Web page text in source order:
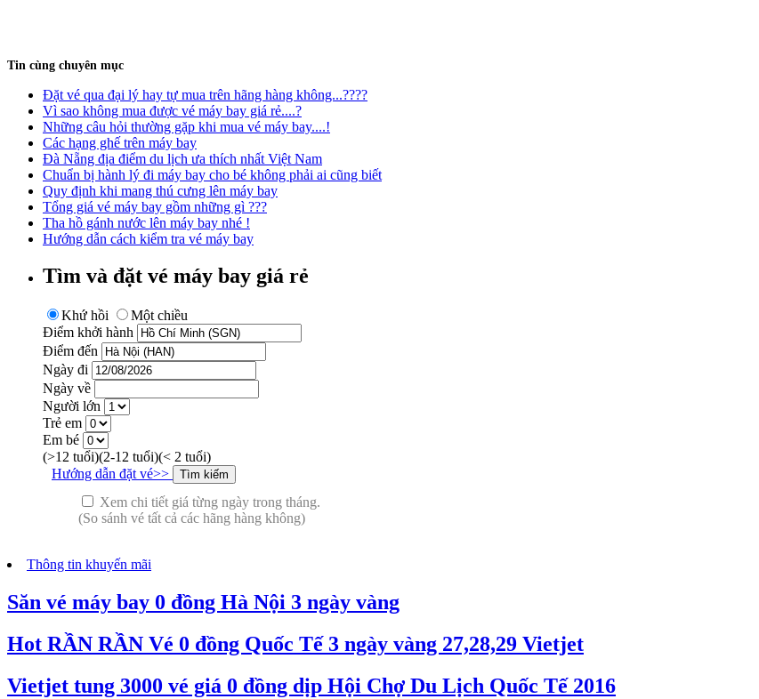
Tin cùng chuyên mục
Đặt vé qua đại lý hay tự mua trên hãng hàng không...????
Vì sao không mua được vé máy bay giá rẻ....?
Những câu hỏi thường gặp khi mua vé máy bay....!
Các hạng ghế trên máy bay
Đà Nẵng địa điểm du lịch ưa thích nhất Việt Nam
Chuẩn bị hành lý đi máy bay cho bé không phải ai cũng biết
Quy định khi mang thú cưng lên máy bay
Tổng giá vé máy bay gồm những gì ???
Tha hồ gánh nước lên máy bay nhé !
Hướng dẫn cách kiểm tra vé máy bay
Tìm và đặt vé máy bay giá rẻ
Khứ hồi
Một chiều
Điểm khởi hành
Điểm đến
Ngày đi
Ngày về
Người lớn
Trẻ em
Em bé
(>12 tuổi)(2-12 tuổi)(< 2 tuổi)
Hướng dẫn đặt vé>>
Xem chi tiết giá từng ngày trong tháng.
(So sánh vé tất cả các hãng hàng không)
Thông tin khuyến mãi
Săn vé máy bay 0 đồng Hà Nội 3 ngày vàng
Hot RẦN RẦN Vé 0 đồng Quốc Tế 3 ngày vàng 27,28,29 Vietjet
Vietjet tung 3000 vé giá 0 đồng dịp Hội Chợ Du Lịch Quốc Tế 2016